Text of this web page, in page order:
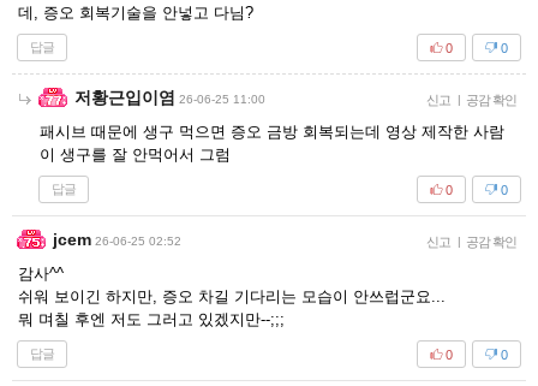
데, 증오 회복기술을 안넣고 다님?
답글 0
0
저황근입이염 26-06-25 11:00 신고 | 공감 확인
패시브 때문에 생구 먹으면 증오 금방 회복되는데 영상 제작한 사람
이 생구를 잘 안먹어서 그럼
답글 0
0
jcem 26-06-25 02:52 신고 | 공감 확인
감사^^
쉬워 보이긴 하지만, 증오 차길 기다리는 모습이 안쓰럽군요...
뭐 며칠 후엔 저도 그러고 있겠지만--;;;
답글 0
0